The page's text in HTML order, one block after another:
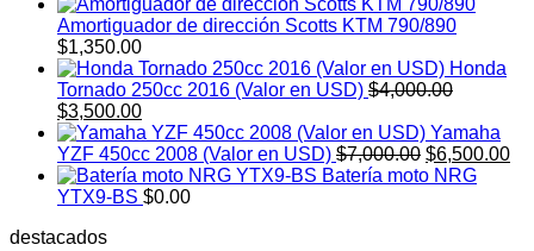
Amortiguador de dirección Scotts KTM 790/890
$1,350.00
Honda
Tornado 250cc 2016 (Valor en USD) $4,000.00
El
precio
original
era:
$4,000.00.
$3,500.00El
precio
actual
es:
$3,500.00.
Yamaha
YZF 450cc 2008 (Valor en USD) $7,000.00 El
precio
$6,500.00El
Batería moto NRG
YTX9-BS $0.00
destacados